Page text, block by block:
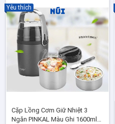
Cặp Lồng Cơm Giữ Nhiệt 3
Ngăn PINKAL Màu Ghi 1600ml
Yêu thích